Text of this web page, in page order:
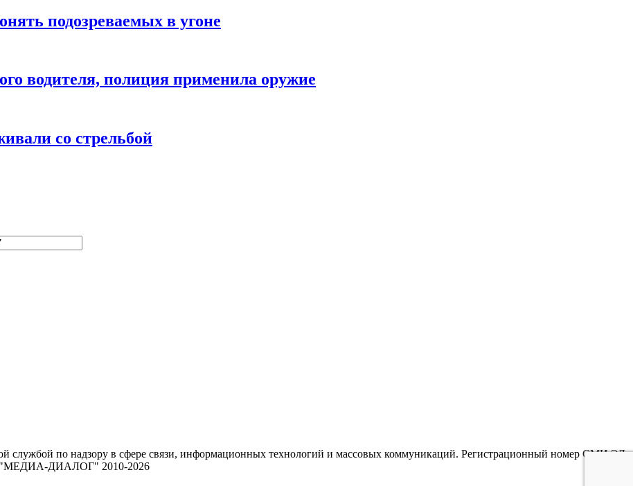
подозреваемых в угоне
водителя, полиция применила оружие
со стрельбой
службой по надзору в сфере связи, информационных технологий и массовых коммуникаций. Регистрационный номер СМИ ЭЛ
"МЕДИА-ДИАЛОГ" 2010-2026